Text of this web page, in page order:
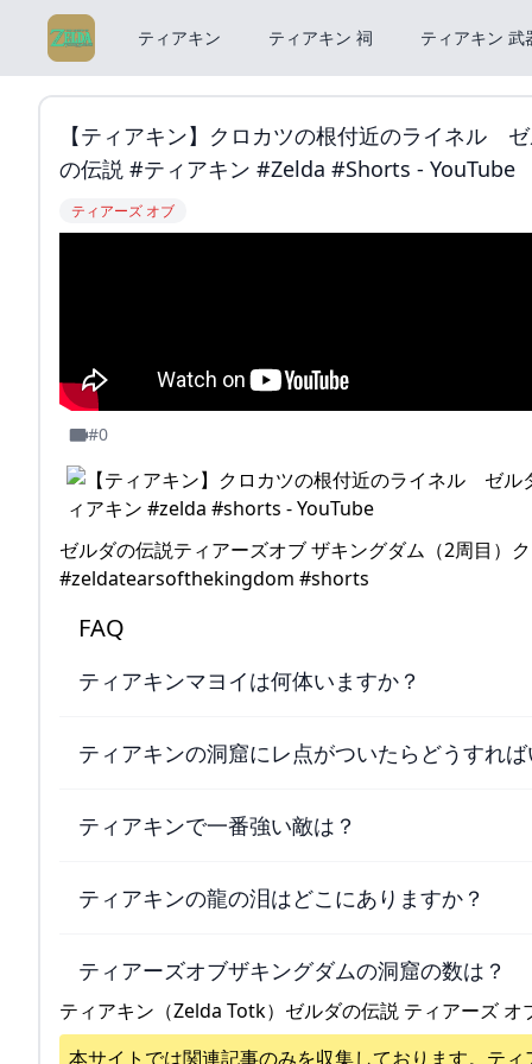
ティアキン ティアキン 祠 ティアキン 武
【ティアキン】クロカツの根付近のライネル
の伝説 #ティアキン #zelda #shorts - YouTube
ティアーズ オブ
#0
ゼルダの伝説ティアーズオブ ザキングダム（2周目）
#zeldatearsofthekingdom #shorts
FAQ
ティアキンマヨイは何体いますか？
ティアキンの洞窟にレ点がついたらどうすれ
ティアキンで一番強い敵は？
ティアキンの龍の泪はどこにありますか？
ティアーズオブザキングダムの洞窟の数は？
ティアキン（Zelda Totk）ゼルダの伝説 ティアーズ
本サイトでは関連記事のみを収集しております。 ティ